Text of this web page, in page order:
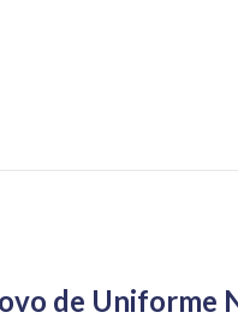
de Uniforme